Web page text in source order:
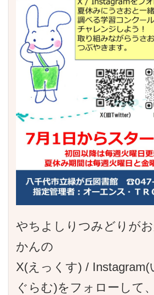
やちよしりつみどりが
かんの
X(えっくす) / Instagram(
ぐらむ)をフォローして、